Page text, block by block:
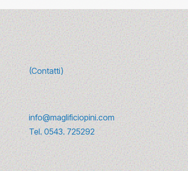
(Contatti)
info@maglificiopini.com
Tel.0543. 725292